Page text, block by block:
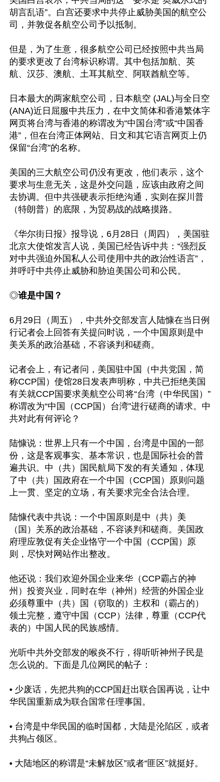
胡言乱语”。白宫还要求中共停止威胁美国的航空公
司，并敦促各航空公司予以抵制。
但是，为了生意，很多航空公司已经按照中共当局
的要求更改了台湾标识称谓。其中包括加航、英
航、汉莎、澳航、土耳其航空、阿联酋航空等。
日本最大的两家航空公司，日本航空 (JAL)与全日空
(ANA)近日屈服中共压力，在中文简体和香港繁体字
网页将台湾与香港的称谓改为“中国台湾”或“中国香
港”，但在台湾正体网站、日文和其它语言网页上仍
保留“台湾”的名称。
美国的三大航空公司仍没有更改，他们表示，这个
要求与生意无关，这是外交问题，应该由政府之间
去协调。但中共强硬表示拒绝沟通，实则在探川普
（特朗普）的底限，为贸易战的战略摸路。
《华尔街日报》报导说，6月28日（周四），美国驻
北京大使馆发言人说，美国已经告诉中共：“强烈反
对中共强迫外国私人公司使用中共的政治性语言”，
并呼吁中共停止威胁和胁迫美国公司和公民。
◎谁是中国？
6月29日（周五），中共外交部发言人陆慷在当日例
行记者会上回答有关提问时说，一个中国原则是中
美关系的政治基础，不容谈判和磋商。
记者会上，有记者问，美国驻中国（中共党国，简
称CCP国）使馆28日发表声明称，中共已拒绝美国
有关就CCP国要求美航空公司将“台湾（中华民国）”
称谓改为“中国（CCP国）台湾”进行磋商的请求。中
共对此有何评论？
陆慷说：世界上只有一个中国，台湾是中国的一部
份，这是客观事实、基本常识，也是国际社会的普
遍共识。中（共）国民航局下发的有关通知，体现
了中（共）国政府在一个中国（CCP国）原则问题
上一贯、坚定的立场，有关要求完全合法合理。
陆慷代表中共说：一个中国原则是中（共）美
（国）关系的政治基础，不容谈判和磋商。美国政
府理应敦促有关企业恪守一个中国（CCP国）原
则，尽快对网站作出整改。
他还说：我们欢迎外国企业来华（CCP霸占的神
州）投资兴业，同时在华（神州）经营的外国企业
必须尊重中（共）国（窃取的）主权和（霸占的）
领土完整，遵守中国（CCP）法律，尊重（CCP代
表的）中国人民的民族感情。
光听中共外交部发的喉炎不行，得听听神州子民是
怎么说的。下面是几位网民的帖子：
• 少废话，先把共狗的CCP国赶出联合国再说，让中
华民国重新成为联合国常任理事国。
• 台湾是中华民国的临时国都，大陆是沦陷区，或者
共狗占领区。
• 大陆地区的称谓是“未解放区”或者“匪区”就挺好。